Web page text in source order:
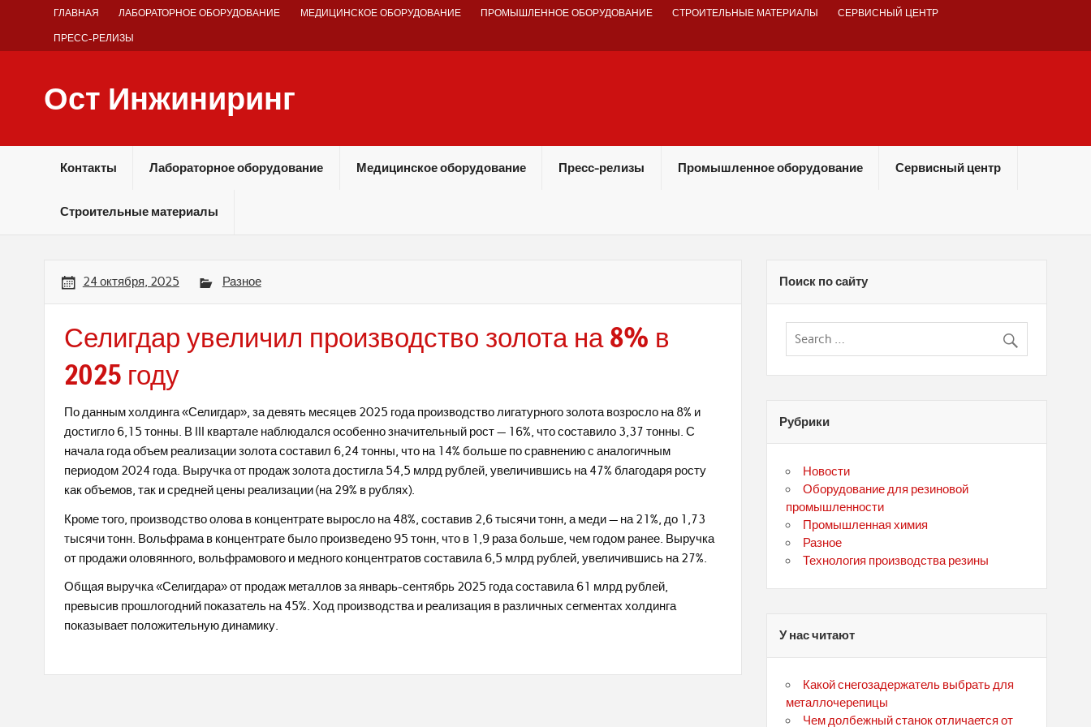
ГЛАВНАЯ ЛАБОРАТОРНОЕ ОБОРУДОВАНИЕ МЕДИЦИНСКОЕ ОБОРУДОВАНИЕ ПРОМЫШЛЕННОЕ ОБОРУДОВАНИЕ СТРОИТЕЛЬНЫЕ МАТЕРИАЛЫ СЕРВИСНЫЙ ЦЕНТР
ПРЕСС-РЕЛИЗЫ
Ост Инжиниринг
Контакты Лабораторное оборудование Медицинское оборудование Пресс-релизы Промышленное оборудование Сервисный центр
Строительные материалы
24 октября, 2025 Разное
Селигдар увеличил производство золота на 8% в
2025 году
По данным холдинга «Селигдар», за девять месяцев 2025 года производство лигатурного золота возросло на 8% и
достигло 6,15 тонны. В III квартале наблюдался особенно значительный рост — 16%, что составило 3,37 тонны. С
начала года объем реализации золота составил 6,24 тонны, что на 14% больше по сравнению с аналогичным
периодом 2024 года. Выручка от продаж золота достигла 54,5 млрд рублей, увеличившись на 47% благодаря росту
как объемов, так и средней цены реализации (на 29% в рублях).
Кроме того, производство олова в концентрате выросло на 48%, составив 2,6 тысячи тонн, а меди — на 21%, до 1,73
тысячи тонн. Вольфрама в концентрате было произведено 95 тонн, что в 1,9 раза больше, чем годом ранее. Выручка
от продажи оловянного, вольфрамового и медного концентратов составила 6,5 млрд рублей, увеличившись на 27%.
Общая выручка «Селигдара» от продаж металлов за январь-сентябрь 2025 года составила 61 млрд рублей,
превысив прошлогодний показатель на 45%. Ход производства и реализация в различных сегментах холдинга
показывает положительную динамику.
Поиск по сайту
Рубрики
Новости
Оборудование для резиновой
промышленности
Промышленная химия
Разное
Технология производства резины
У нас читают
Какой снегозадержатель выбрать для
металлочерепицы
Чем долбежный станок отличается от